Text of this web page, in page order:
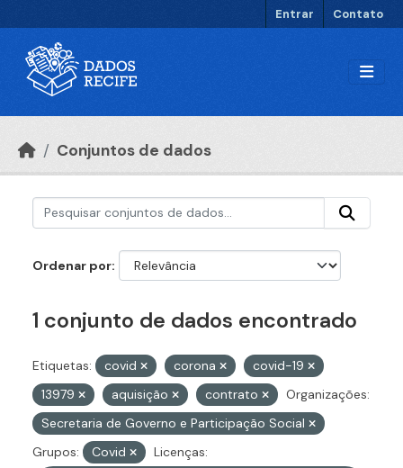
Entrar Contato
Conjuntos de dados
Ordenar por
1 conjunto de dados encontrado
Etiquetas: covid corona
covid-19
13979
aquisição contrato
Organizações:
Secretaria de Governo e Participação Social
Grupos:
Covid
Licenças: